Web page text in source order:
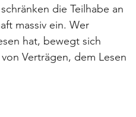
die Teilhabe an
massiv ein. Wer
hat, bewegt sich
Verträgen, dem Lesen